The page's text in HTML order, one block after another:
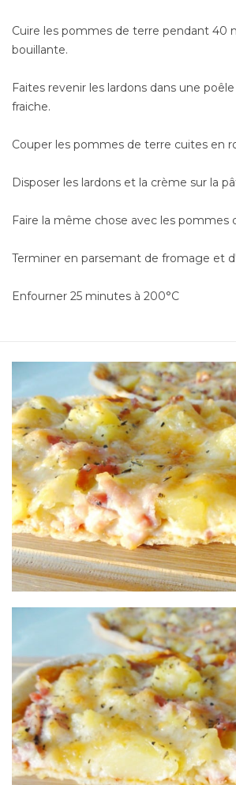
Cuire les pommes de terre pendant 40
bouillante.
Faites revenir les lardons dans une
fraiche.
Couper les pommes de terre cuites en
Disposer les lardons et la crème sur la
Faire la même chose avec les pommes
Terminer en parsemant de fromage et
Enfourner 25 minutes à 200°C